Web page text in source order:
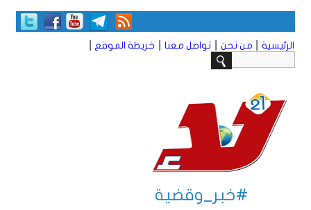
الرئيسية من نحن تواصل معنا خريطة الموقع
#خبر_وقضية